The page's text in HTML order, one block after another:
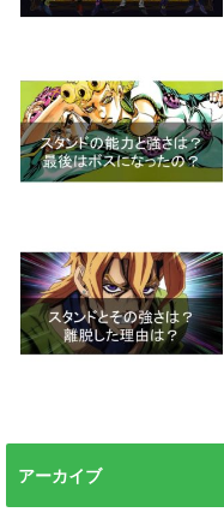
アーカイブ